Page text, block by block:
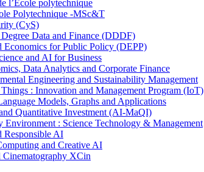
l’École polytechnique
Polytechnique -MSc&T
(CyS)
Data and Finance (DDDF)
Economics for Public Policy (DEPP)
and AI for Business
Data Analytics and Corporate Finance
Engineering and Sustainability Management
: Innovation and Management Program (IoT)
Models, Graphs and Applications
Quantitative Investment (AI-MaQI)
: Science Technology & Management
AI
and Creative AI
XCin